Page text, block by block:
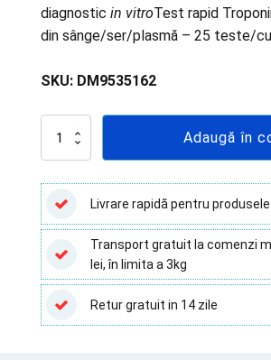
diagnostic in vitroTest rapid
din sânge/ser/plasmă – 25 teste/
SKU: DM9535162
Cantitate
rapid
Troponina
cardiaca
I
din
sânge/ser/plasmă
–
25
teste/cutie
Adaugă în
Livrare rapidă pentru
Transport gratuit la comenzi
lei, în limita a 3kg
Retur gratuit in 14 zile